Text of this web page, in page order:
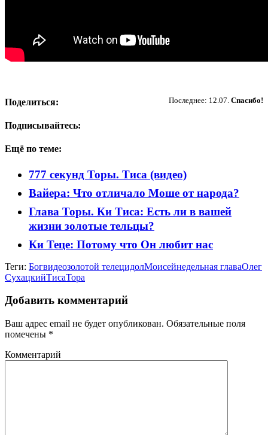
Последнее: 12.07. Спасибо!
Поделиться:
Подписывайтесь:
Ещё по теме:
777 секунд Торы. Тиса (видео)
Вайера: Что отличало Моше от народа?
Глава Торы. Ки Тиса: Есть ли в вашей
жизни золотые тельцы?
Ки Теце: Потому что Он любит нас
Теги: Богвидеозолотой телецидолМоисейнедельная главаОлег
СухацкийТисаТора
Добавить комментарий
Ваш адрес email не будет опубликован. Обязательные поля
помечены *
Комментарий